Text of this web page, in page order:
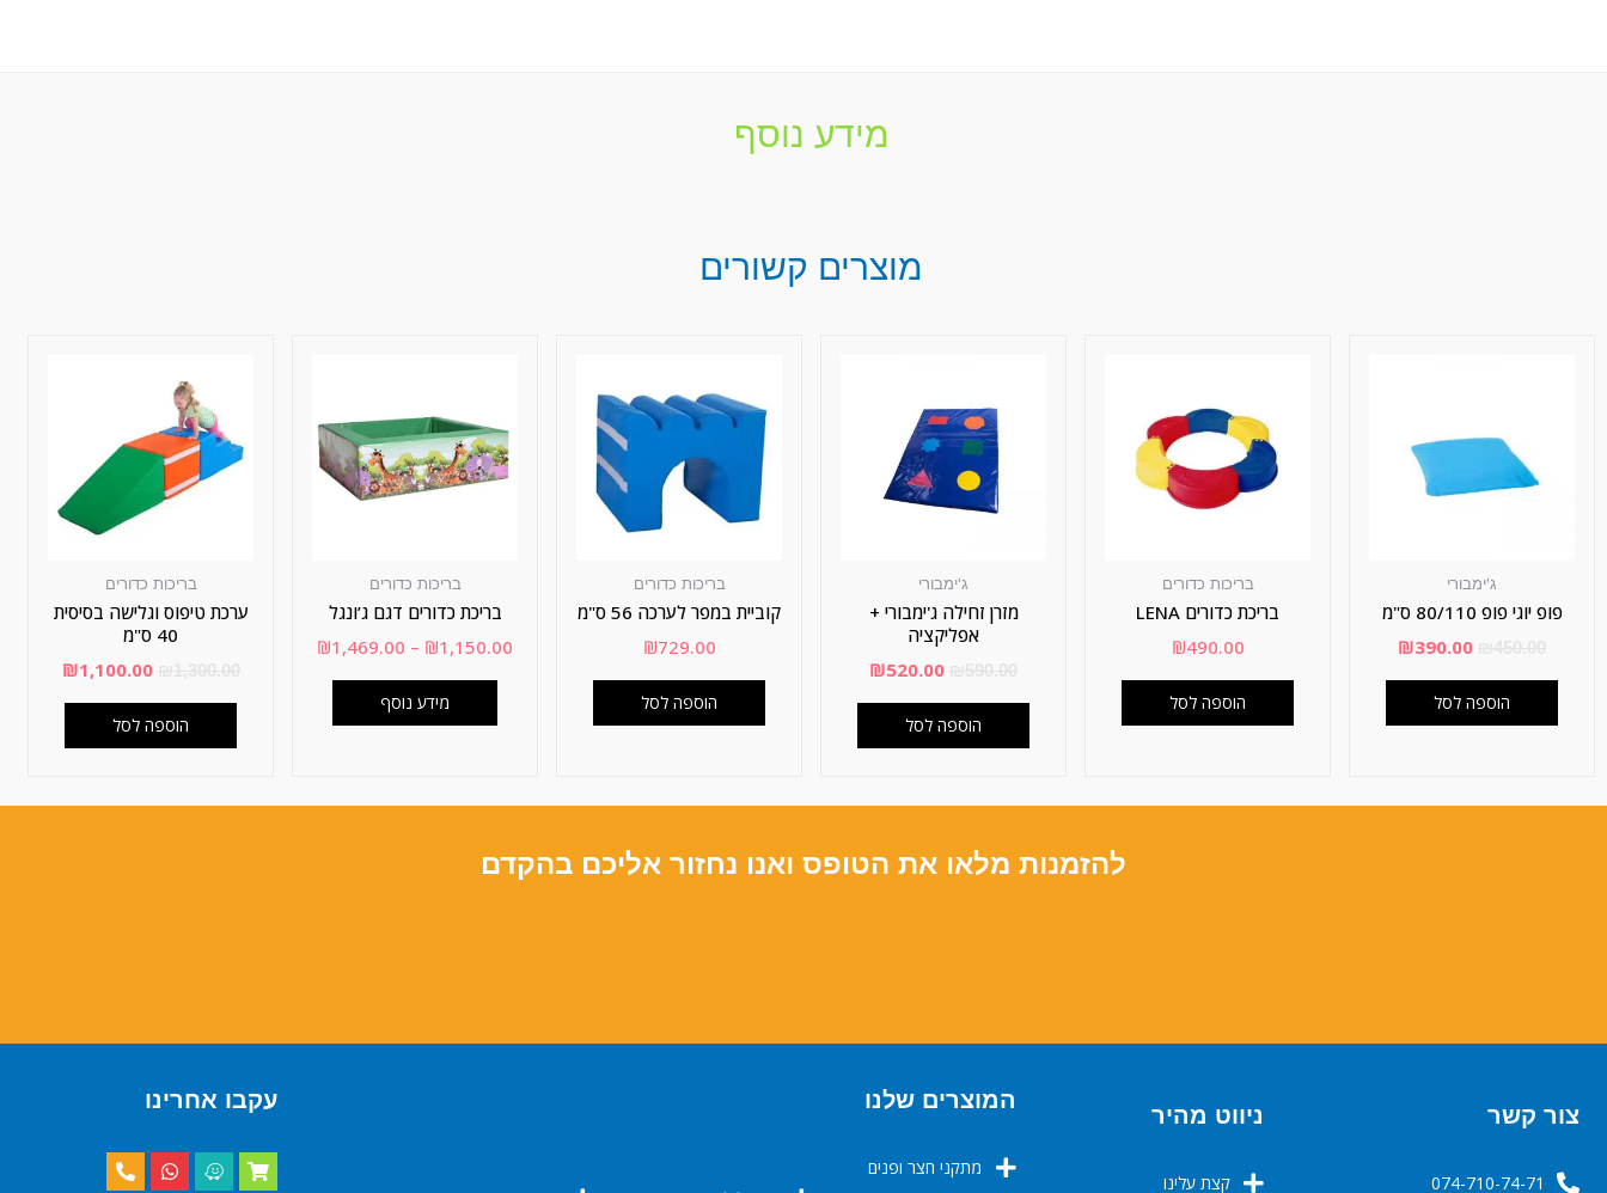
מידע נוסף
מוצרים קשורים
ג'ימבורי
פופ יוגי פופ 80/110 ס"מ
₪390.00
הוספה לסל
ג'ימבורי
מזרן זחילה ג'ימבורי +
אפליקציה
₪520.00
הוספה לסל
בריכות כדורים
קוביית במפר לערכה 56 ס"מ
₪729.00
הוספה לסל
בריכות כדורים
ערכת טיפוס וגלישה בסיסית
40 ס"מ
₪1,100.00
הוספה לסל
בריכות כדורים
בריכת כדורים LENA
₪490.00
הוספה לסל
בריכות כדורים
בריכת כדורים דגם ג’ונגל
₪1,150.00
–
₪1,469.00
מידע נוסף
להזמנות מלאו את הטופס ואנו נחזור אליכם בהקדם
צור קשר
074-710-74-71
ניווט מהיר
קצת עלינו
המוצרים שלנו
מתקני חצר ופנים
עקבו אחרינו